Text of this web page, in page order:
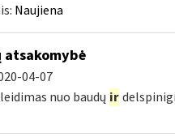
Naujiena
atsakomybė
04-07
nuo baudų ir